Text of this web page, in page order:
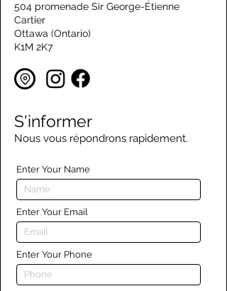
504 promenade Sir George-Étienne
Cartier
Ottawa (Ontario)
K1M 2K7
S'informer
Nous vous répondrons rapidement.
Enter Your Name
Enter Your Email
Enter Your Phone